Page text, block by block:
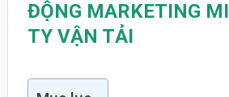
ĐỘNG MARKETING
TY VẬN TẢI